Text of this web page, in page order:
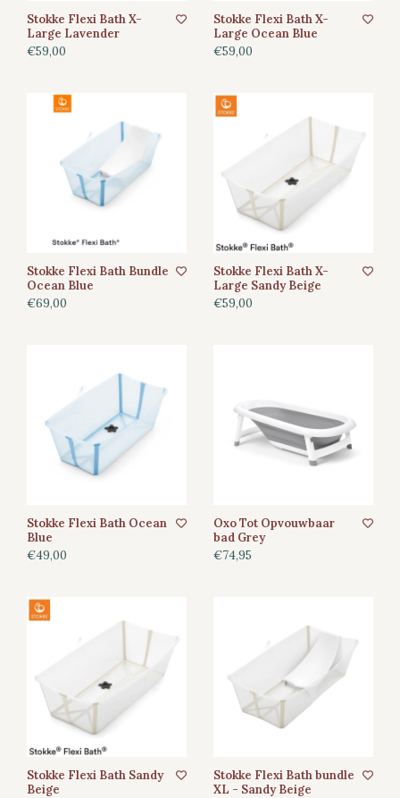
Stokke Flexi Bath X-
Large Lavender
€59,00
Stokke Flexi Bath X-
Large Ocean Blue
€59,00
Stokke Flexi Bath Bundle
Ocean Blue
€69,00
Stokke Flexi Bath X-
Large Sandy Beige
€59,00
Stokke Flexi Bath Ocean
Blue
€49,00
Oxo Tot Opvouwbaar
bad Grey
€74,95
Stokke Flexi Bath Sandy
Beige
Stokke Flexi Bath bundle
XL - Sandy Beige